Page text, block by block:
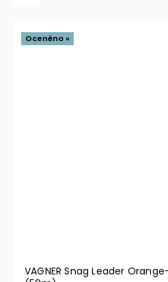
Oceněno »
VAGNER Braided Line Camo